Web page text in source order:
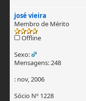
josé vieira
Membro de Mérito
Offline
Sexo:
Mensagens: 248
: nov, 2006
Sócio Nº 1228